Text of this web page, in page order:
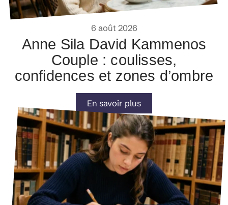
6 août 2026
Anne Sila David Kammenos
Couple : coulisses,
confidences et zones d’ombre
En savoir plus